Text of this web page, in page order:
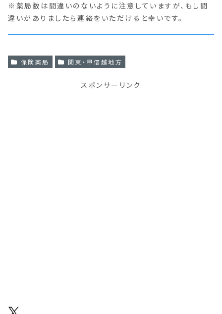
※薬局数は間違いのないように注意していますが、もし間
違いがありましたら連絡をいただけると幸いです。
保険薬局 関東・甲信越地方
スポンサーリンク